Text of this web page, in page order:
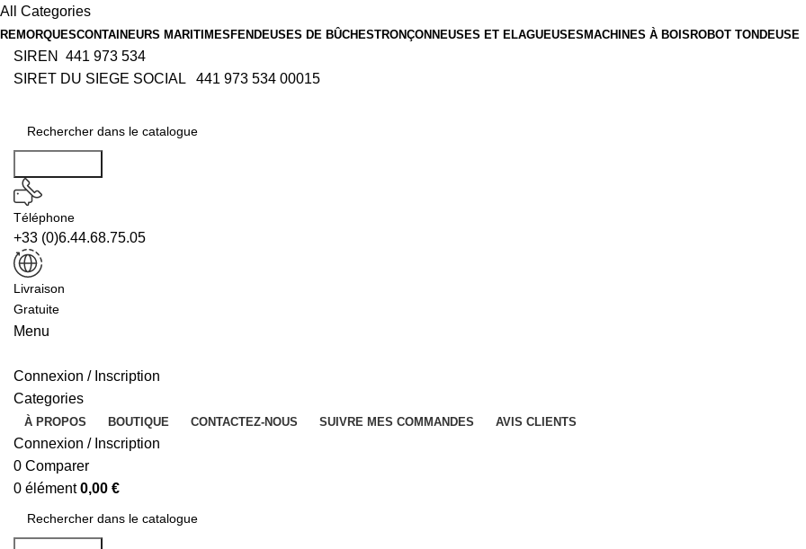
All Categories
REMORQUESCONTAINEURS MARITIMES FENDEUSES DE BÛCHESTRONÇONNEUSES ET ELAGUEUSES MACHINES À BOIS ROBOT TONDEUSE
SIREN 441 973 534
SIRET DU SIEGE SOCIAL 441 973 534 00015
Téléphone
+33 (0)6.44.68.75.05
Livraison
Gratuite
Menu
Connexion / Inscription
Categories
À PROPOS BOUTIQUE CONTACTEZ-NOUS SUIVRE MES COMMANDES AVIS CLIENTS
Connexion / Inscription
0 Comparer
0 élément 0,00 €